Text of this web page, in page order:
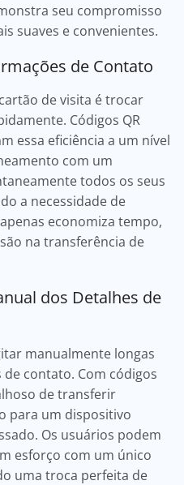
seu compromisso
suaves e convenientes.
de Contato
de visita é trocar
Códigos QR
essa eficiência a um nível
com um
todos os seus
a necessidade de
economiza tempo,
na transferência de
dos Detalhes de
manualmente longas
contato. Com códigos
de transferir
para um dispositivo
Os usuários podem
esforço com um único
uma troca perfeita de